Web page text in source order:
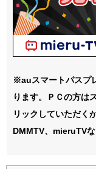
※auスマートパスプ
ります。ＰＣの方は
リックしていただく
DMMTV、mieruTVな